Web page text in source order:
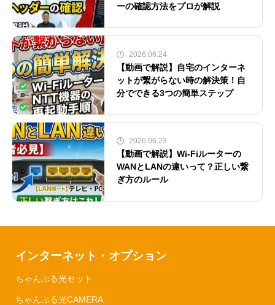
ーの確認方法をプロが解説
2026.06.24
【動画で解説】自宅のインターネ
ットが繋がらない時の解決策！自
分でできる3つの簡単ステップ
2026.06.23
【動画で解説】Wi-Fiルーターの
WANとLANの違いって？正しい繋
ぎ方のルール
インターネット・オプション
ちゃんぷる光セット
ちゃんぷる光CAMERA